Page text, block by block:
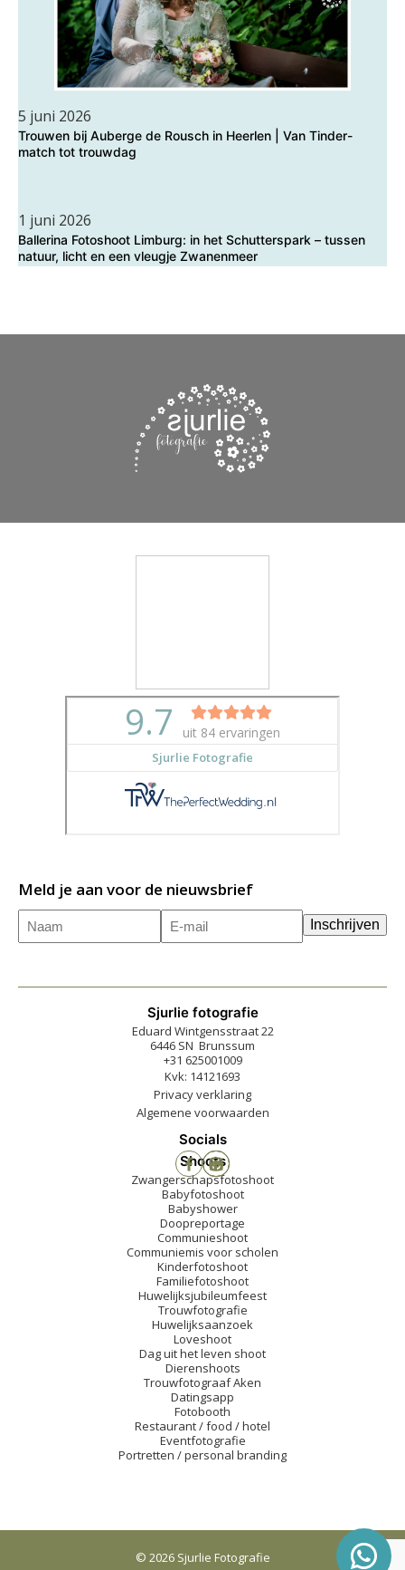
5 juni 2026
Trouwen bij Auberge de Rousch in Heerlen | Van Tinder-
match tot trouwdag
1 juni 2026
Ballerina Fotoshoot Limburg: in het Schutterspark – tussen
natuur, licht en een vleugje Zwanenmeer
Meld je aan voor de nieuwsbrief
Naam
E-
mailadres(Vereist)
Inschrijven
Sjurlie fotografie
Eduard Wintgensstraat 22
6446 SN Brunssum
+31 625001009
Kvk: 14121693
Privacy verklaring
Algemene voorwaarden
Socials
Shoots
Zwangerschapsfotoshoot
Babyfotoshoot
Babyshower
Doopreportage
Communieshoot
Communiemis voor scholen
Kinderfotoshoot
Familiefotoshoot
Huwelijksjubileumfeest
Trouwfotografie
Huwelijksaanzoek
Loveshoot
Dag uit het leven shoot
Dierenshoots
Trouwfotograaf Aken
Datingsapp
Fotobooth
Restaurant / food / hotel
Eventfotografie
Portretten / personal branding
© 2026 Sjurlie Fotografie